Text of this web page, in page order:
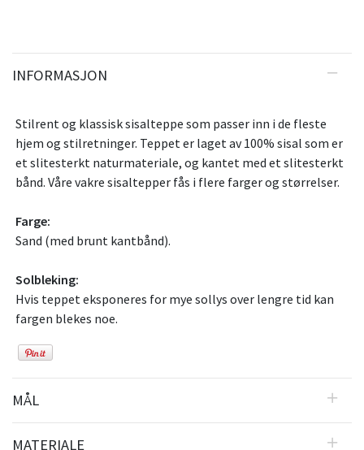
INFORMASJON
Stilrent og klassisk sisalteppe som passer inn i de fleste
hjem og stilretninger. Teppet er laget av 100% sisal som er
et slitesterkt naturmateriale, og kantet med et slitesterkt
bånd. Våre vakre sisaltepper fås i flere farger og størrelser.
Farge:
Sand (med brunt kantbånd).
Solbleking:
Hvis teppet eksponeres for mye sollys over lengre tid kan
fargen blekes noe.
MÅL
MATERIALE